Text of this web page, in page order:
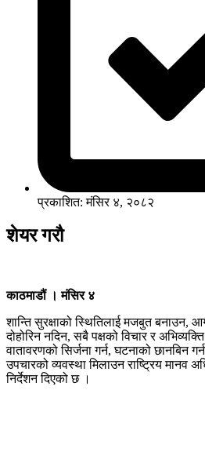
प्रकाशित: मंसिर ४, २०८२
शेयर गरौ
काठमाडौं । मंसिर ४
शान्ति सुरक्षाको स्थितिलाई मजबुत बनाउन,
दोहोरिन नदिन, सबै पक्षको विचार र
वातावरणको सिर्जना गर्न, घटनाको छानबिन
उपचारको व्यवस्था मिलाउन राष्ट्रिय मानव
निर्देशन दिएको छ ।